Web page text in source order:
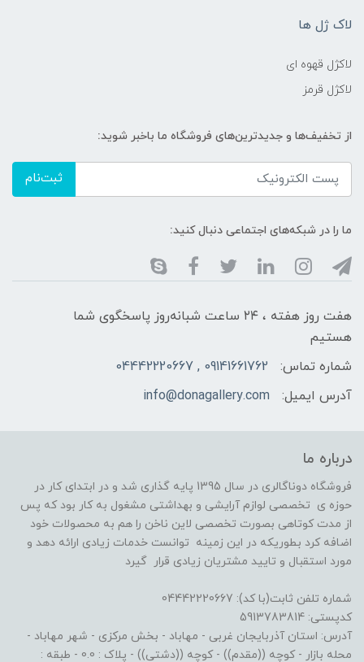
لاک ژل ها
لاکژل قهوه ای
لاکژل قرمز
از تخفیف‌ها و جدیدترین‌های فروشگاه ما باخبر شوید:
ثبت‌نام
ما را در شبکه‌های اجتماعی دنبال کنید:
هفت روز هفته ، ۲۴ ساعت شبانه‌روز پاسخگوی شما
هستیم
شماره تماس:
09141661762 , 04442220667
آدرس ایمیل:
info@donagallery.com
درباره ما
فروشگاه دوناگالری در سال 1395 پایه گذاری شد و در ابتدای کار در
حوزه ی تخصصی لوازم آرایشی و بهداشتی مشغول به کار بود که پس
از مدت کوتاهی بصورت تخصصی لاین ناخن را هم به محصولات خود
اضافه کرد بطوریکه در این زمینه توانست خدمات زیادی ارائه دهد و
مورد استقبال و تایید مشتریان زیادی قرار گیرد
شماره تلفن ثابت(با کد): 04442220667
کدپستی: 5913783814
آدرس: استان آذربایجان غربی - مهاباد - بخش مرکزی - شهر مهاباد -
محله بازار - کوچه ((مقدم)) - کوچه ((دشتی)) - پلاک : 0.0 - طبقه :